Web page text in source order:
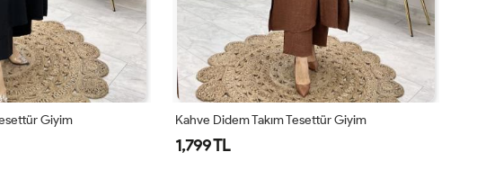
Giyim Kahve Didem Takım Tesettür Giyim
1,799 TL